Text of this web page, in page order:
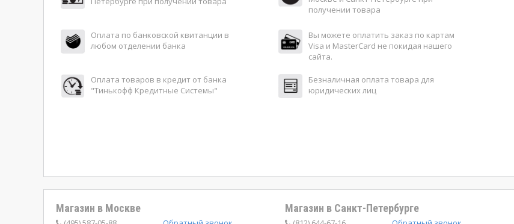
получении товара
Оплата по банковской квитанции в
любом отделении банка
Вы можете оплатить заказ по картам
Visa и MasterCard не покидая нашего
сайта.
Оплата товаров в кредит от банка
"Тинькофф Кредитные Системы"
Безналичная оплата товара для
юридических лиц
Магазин в Москве Магазин в Санкт-Петербурге